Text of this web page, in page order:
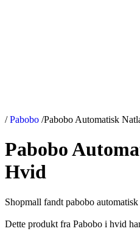
/ Pabobo /Pabobo Automatisk
Pabobo
Hvid
Shopmall fandt pabobo
Dette produkt fra Pabobo i hvid